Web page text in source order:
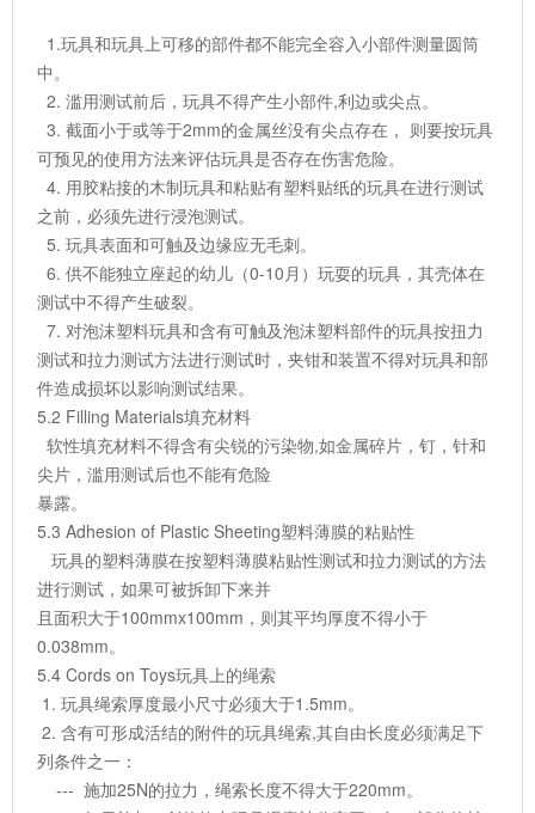
1.玩具和玩具上可移的部件都不能完全容入小部件测量圆筒
中。
2. 滥用测试前后，玩具不得产生小部件,利边或尖点。
3. 截面小于或等于2mm的金属丝没有尖点存在， 则要按玩具
可预见的使用方法来评估玩具是否存在伤害危险。
4. 用胶粘接的木制玩具和粘贴有塑料贴纸的玩具在进行测试
之前，必须先进行浸泡测试。
5. 玩具表面和可触及边缘应无毛刺。
6. 供不能独立座起的幼儿（0-10月）玩耍的玩具，其壳体在
测试中不得产生破裂。
7. 对泡沫塑料玩具和含有可触及泡沫塑料部件的玩具按扭力
测试和拉力测试方法进行测试时，夹钳和装置不得对玩具和部
件造成损坏以影响测试结果。
5.2 Filling Materials填充材料
软性填充材料不得含有尖锐的污染物,如金属碎片，钉，针和
尖片，滥用测试后也不能有危险
暴露。
5.3 Adhesion of Plastic Sheeting塑料薄膜的粘贴性
玩具的塑料薄膜在按塑料薄膜粘贴性测试和拉力测试的方法
进行测试，如果可被拆卸下来并
且面积大于100mmx100mm，则其平均厚度不得小于
0.038mm。
5.4 Cords on Toys玩具上的绳索
1. 玩具绳索厚度最小尺寸必须大于1.5mm。
2. 含有可形成活结的附件的玩具绳索,其自由长度必须满足下
列条件之一：
--- 施加25N的拉力，绳索长度不得大于220mm。